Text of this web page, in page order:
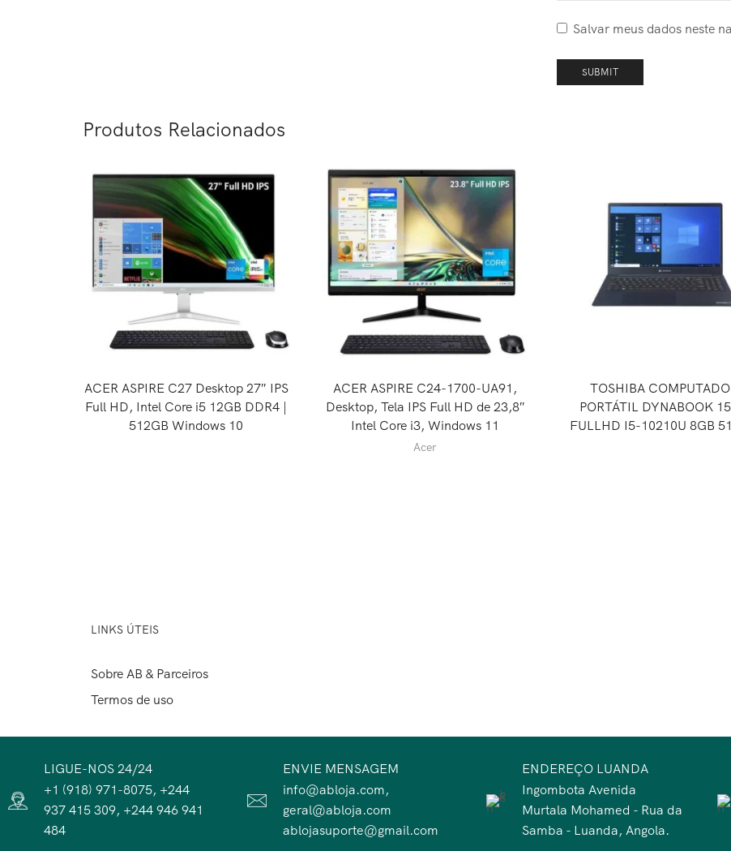
Salvar meus dados neste
Produtos Relacionados
ACER ASPIRE C27 Desktop 27″ IPS
Full HD, Intel Core i5 12GB DDR4 |
512GB Windows 10
ACER ASPIRE C24-1700-UA91,
Desktop, Tela IPS Full HD de 23,8″
Intel Core i3, Windows 11
Acer
TOSHIBA
PORTÁTIL DYNABOOK
FULLHD I5-10210U 8GB
LINKS ÚTEIS
Sobre AB & Parceiros
Termos de uso
LIGUE-NOS 24/24
+1 (918) 971-8075, +244
937 415 309, +244 946 941
484
ENVIE MENSAGEM
info@abloja.com,
geral@abloja.com
ablojasuporte@gmail.com
ENDEREÇO LUANDA
Ingombota Avenida
Murtala Mohamed - Rua da
Samba - Luanda, Angola.